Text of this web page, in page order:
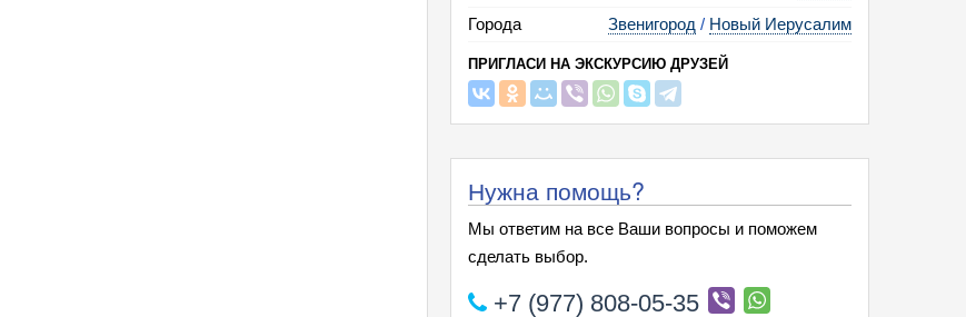
21.11.26 (09:15)
4 390
02.01.27 (09:15)Сб
03.01.27 (09:15)Вс
06.01.27 (09:15) Ср
4 790
есть
08.01.27 (09:15) Пт
4 790
есть
Города
Звенигород / Новый Иерусалим
ПРИГЛАСИ НА ЭКСКУРСИЮ ДРУЗЕЙ
Нужна помощь?
Мы ответим на все Ваши вопросы и поможем
сделать выбор.
+7 (977) 808-05-35